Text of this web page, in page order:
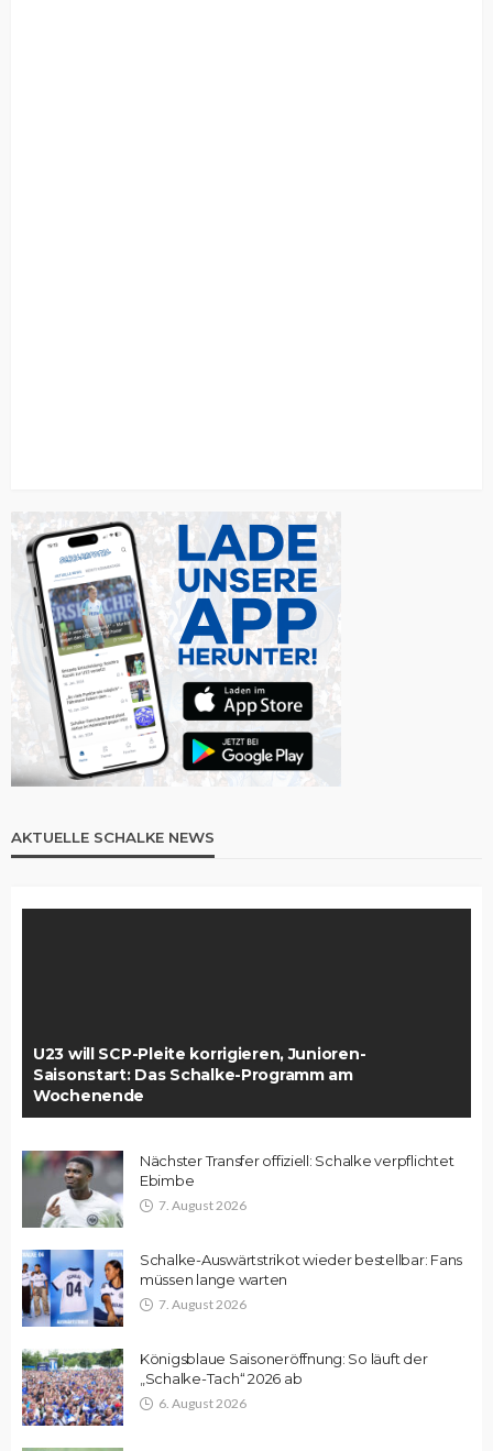
AKTUELLE SCHALKE NEWS
U23 will SCP-Pleite korrigieren, Junioren-
Saisonstart: Das Schalke-Programm am
Wochenende
Nächster Transfer offiziell: Schalke verpflichtet
Ebimbe
7. August 2026
Schalke-Auswärtstrikot wieder bestellbar: Fans
müssen lange warten
7. August 2026
Königsblaue Saisoneröffnung: So läuft der
„Schalke-Tach“ 2026 ab
6. August 2026